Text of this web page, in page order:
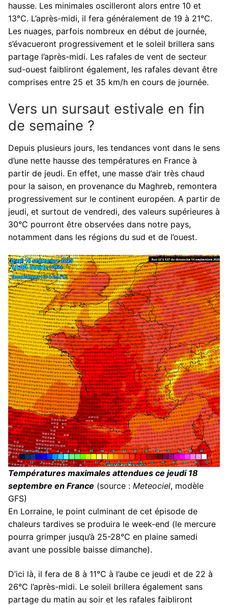
hausse. Les minimales oscilleront alors entre 10 et
13°C. L’après-midi, il fera généralement de 19 à 21°C.
Les nuages, parfois nombreux en début de journée,
s’évacueront progressivement et le soleil brillera sans
partage l’après-midi. Les rafales de vent de secteur
sud-ouest faibliront également, les rafales devant être
comprises entre 25 et 35 km/h en cours de journée.
Vers un sursaut estivale en fin
de semaine ?
Depuis plusieurs jours, les tendances vont dans le sens
d’une nette hausse des températures en France à
partir de jeudi. En effet, une masse d’air très chaud
pour la saison, en provenance du Maghreb, remontera
progressivement sur le continent européen. A partir de
jeudi, et surtout de vendredi, des valeurs supérieures à
30°C pourront être observées dans notre pays,
notamment dans les régions du sud et de l’ouest.
Températures maximales attendues ce jeudi 18
septembre en France (source : Meteociel, modèle
GFS)
En Lorraine, le point culminant de cet épisode de
chaleurs tardives se produira le week-end (le mercure
pourra grimper jusqu’à 25-28°C en plaine samedi
avant une possible baisse dimanche).
D’ici là, il fera de 8 à 11°C à l’aube ce jeudi et de 22 à
26°C l’après-midi. Le soleil brillera également sans
partage du matin au soir et les rafales faibliront